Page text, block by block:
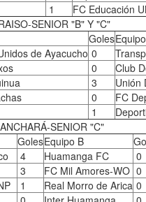
1 FC Educación
SENIOR "B" Y "C"
Goles
de Ayacucho 0
0 Club
3 Unión
0 FC
1
SENIOR "C"
GolesEquipo B
4 Huamanga FC
0
3 FC Mil Amores-WO 0
1 Real Morro de Arica 0